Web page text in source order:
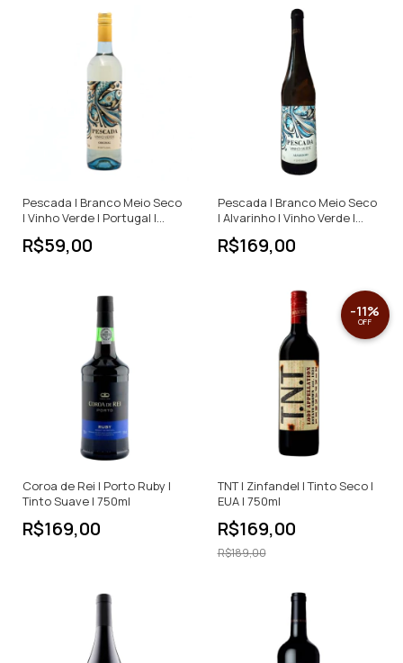
Pescada | Branco Meio Seco
| Vinho Verde | Portugal |
R$59,00
Pescada | Branco Meio Seco
| Alvarinho | Vinho Verde |
R$169,00
Coroa de Rei | Porto Ruby |
Tinto Suave | 750ml
R$169,00
TNT | Zinfandel | Tinto Seco |
EUA | 750ml
R$169,00
-11%
OFF
R$189,00